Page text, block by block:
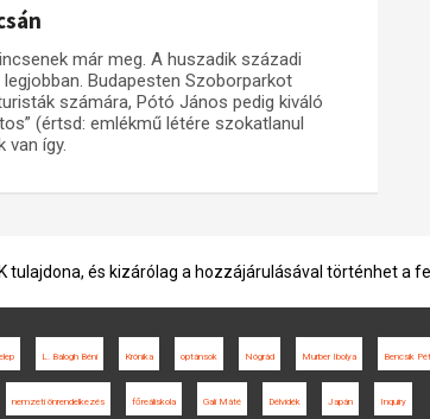
már meg. A huszadik századi
Budapesten Szoborparkot
számára, Pótó János pedig kiváló
(értsd: emlékmű létére szokatlanul
van így.
tulajdona, és kizárólag a hozzájárulásával történhet a
L. Balogh Béni Krónika optánsok Nógrád Murber Ibolya Bencsik
nemzeti önrendelkezés főreáliskola Gali Máté Délvidék Japán Inquiry